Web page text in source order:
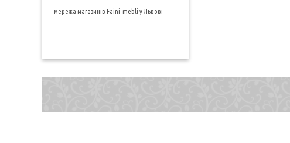
мережа магазинів Faini-mebli у Львові